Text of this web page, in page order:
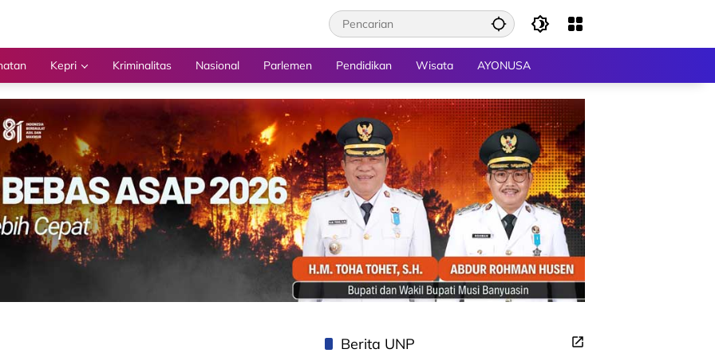
Kepri Kriminalitas Nasional Parlemen Pendidikan Wisata AYONUSA
Berita UNP